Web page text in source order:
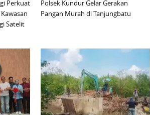
Perkuat
Satelit
Polsek Kundur Gelar Gerakan
Pangan Murah di Tanjungbatu